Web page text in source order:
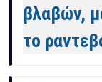
βλαβών,
το